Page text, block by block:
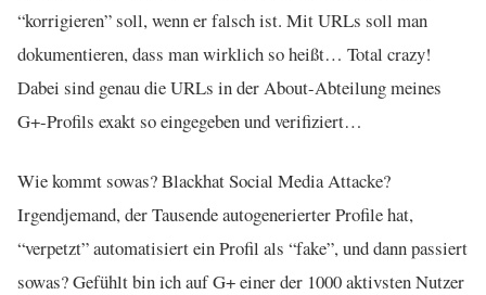
“korrigieren” soll, wenn er falsch ist. Mit URLs soll man
dokumentieren, dass man wirklich so heißt… Total crazy!
Dabei sind genau die URLs in der About-Abteilung meines
G+-Profils exakt so eingegeben und verifiziert…
Wie kommt sowas? Blackhat Social Media Attacke?
Irgendjemand, der Tausende autogenerierter Profile hat,
“verpetzt” automatisiert ein Profil als “fake”, und dann passiert
sowas? Gefühlt bin ich auf G+ einer der 1000 aktivsten Nutzer